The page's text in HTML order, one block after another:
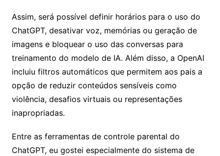
Assim, será possível definir horários para o uso do
ChatGPT, desativar voz, memórias ou geração de
imagens e bloquear o uso das conversas para
treinamento do modelo de IA. Além disso, a OpenAI
incluiu filtros automáticos que permitem aos pais a
opção de reduzir conteúdos sensíveis como
violência, desafios virtuais ou representações
inapropriadas.
Entre as ferramentas de controle parental do
ChatGPT, eu gostei especialmente do sistema de